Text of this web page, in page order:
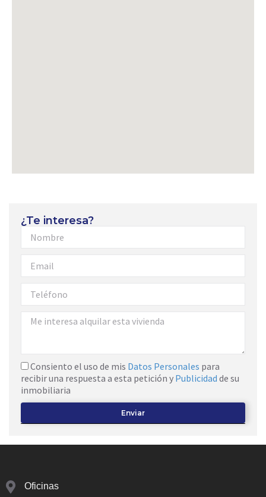
¿Te interesa?
Consiento el uso de mis Datos Personales para
recibir una respuesta a esta petición y Publicidad de su
inmobiliaria
Enviar
Oficinas